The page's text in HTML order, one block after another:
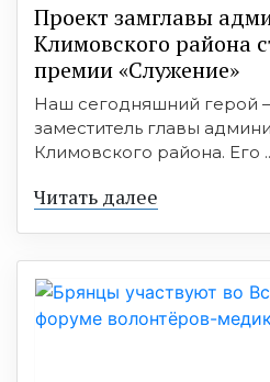
Проект замглавы
Климовского района
премии «Служение»
Наш сегодняшний герой
заместитель главы
Климовского района. Его
Читать далее